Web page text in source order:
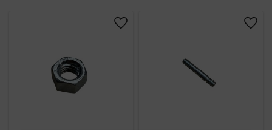
Lägg till i favoriter